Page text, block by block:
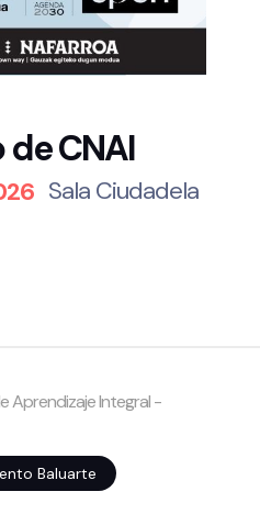
CNAI
Sala Ciudadela
Aprendizaje Integral -
Baluarte